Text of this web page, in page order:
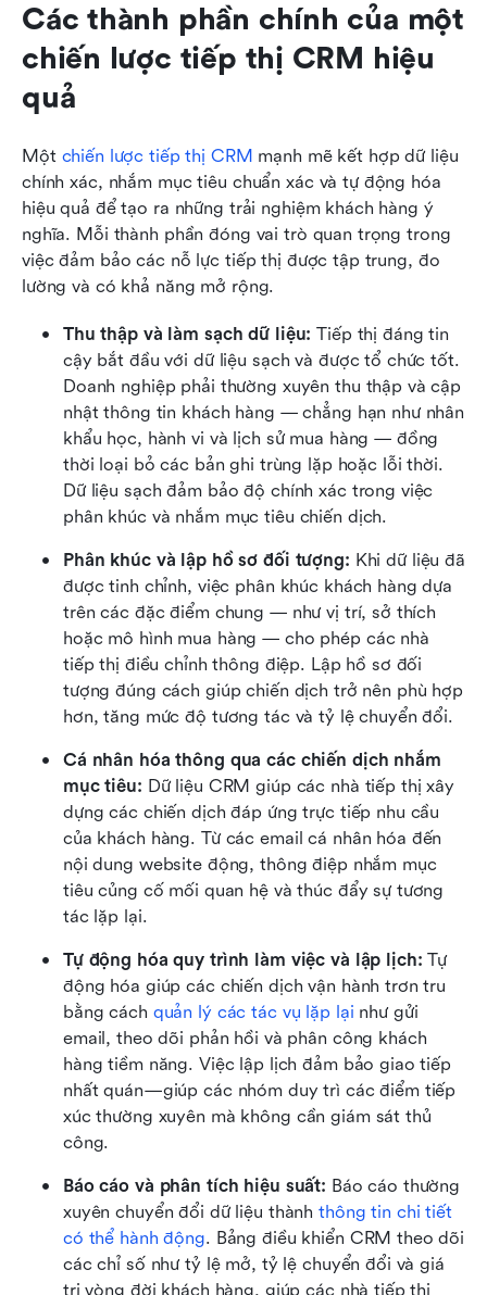
Các thành phần chính của một
chiến lược tiếp thị CRM hiệu
quả
Một chiến lược tiếp thị CRM mạnh mẽ kết hợp dữ liệu
chính xác, nhắm mục tiêu chuẩn xác và tự động hóa
hiệu quả để tạo ra những trải nghiệm khách hàng ý
nghĩa. Mỗi thành phần đóng vai trò quan trọng trong
việc đảm bảo các nỗ lực tiếp thị được tập trung, đo
lường và có khả năng mở rộng.
Thu thập và làm sạch dữ liệu: Tiếp thị đáng tin
cậy bắt đầu với dữ liệu sạch và được tổ chức tốt.
Doanh nghiệp phải thường xuyên thu thập và cập
nhật thông tin khách hàng — chẳng hạn như nhân
khẩu học, hành vi và lịch sử mua hàng — đồng
thời loại bỏ các bản ghi trùng lặp hoặc lỗi thời.
Dữ liệu sạch đảm bảo độ chính xác trong việc
phân khúc và nhắm mục tiêu chiến dịch.
Phân khúc và lập hồ sơ đối tượng: Khi dữ liệu đã
được tinh chỉnh, việc phân khúc khách hàng dựa
trên các đặc điểm chung — như vị trí, sở thích
hoặc mô hình mua hàng — cho phép các nhà
tiếp thị điều chỉnh thông điệp. Lập hồ sơ đối
tượng đúng cách giúp chiến dịch trở nên phù hợp
hơn, tăng mức độ tương tác và tỷ lệ chuyển đổi.
Cá nhân hóa thông qua các chiến dịch nhắm
mục tiêu: Dữ liệu CRM giúp các nhà tiếp thị xây
dựng các chiến dịch đáp ứng trực tiếp nhu cầu
của khách hàng. Từ các email cá nhân hóa đến
nội dung website động, thông điệp nhắm mục
tiêu củng cố mối quan hệ và thúc đẩy sự tương
tác lặp lại.
Tự động hóa quy trình làm việc và lập lịch: Tự
động hóa giúp các chiến dịch vận hành trơn tru
bằng cách quản lý các tác vụ lặp lại như gửi
email, theo dõi phản hồi và phân công khách
hàng tiềm năng. Việc lập lịch đảm bảo giao tiếp
nhất quán—giúp các nhóm duy trì các điểm tiếp
xúc thường xuyên mà không cần giám sát thủ
công.
Báo cáo và phân tích hiệu suất: Báo cáo thường
xuyên chuyển đổi dữ liệu thành thông tin chi tiết
có thể hành động. Bảng điều khiển CRM theo dõi
các chỉ số như tỷ lệ mở, tỷ lệ chuyển đổi và giá
trị vòng đời khách hàng, giúp các nhà tiếp thị